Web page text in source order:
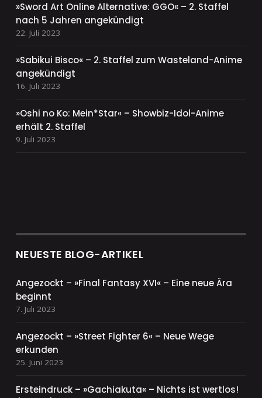
»Sword Art Online Alternative: GGO« – 2. Staffel
nach 5 Jahren angekündigt
22. Juli 2023
»Sabikui Bisco« – 2. Staffel zum Wasteland-Anime
angekündigt
16. Juli 2023
»Oshi no Ko: Mein*Star« – Showbiz-Idol-Anime
erhält 2. Staffel
9. Juli 2023
NEUESTE BLOG-ARTIKEL
Angezockt – »Final Fantasy XVI« – Eine neue Ära
beginnt
7. Juli 2023
Angezockt – »Street Fighter 6« – Neue Wege
erkunden
25. Juni 2023
Ersteindruck – »Gachiakuta« – Nichts ist wertlos!